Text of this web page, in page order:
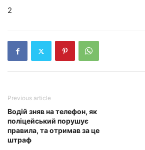
2
Previous article
Водій зняв на телефон, як
поліцейський порушує
правила, та отримав за це
штраф